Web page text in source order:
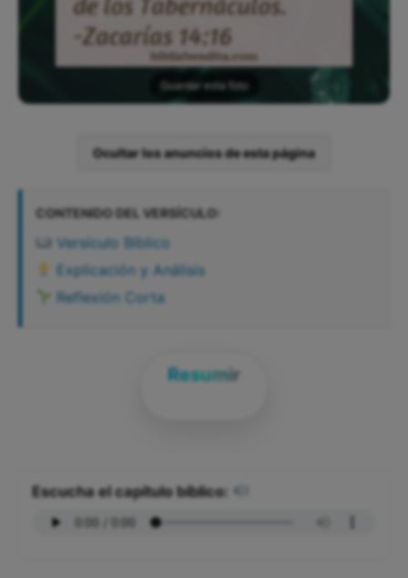
Guardar esta foto
Ocultar los anuncios de esta página
CONTENIDO DEL VERSÍCULO:
Versículo Bíblico
Explicación y Análisis
Reflexión Corta
Resumir
Escucha el capítulo bíblico: